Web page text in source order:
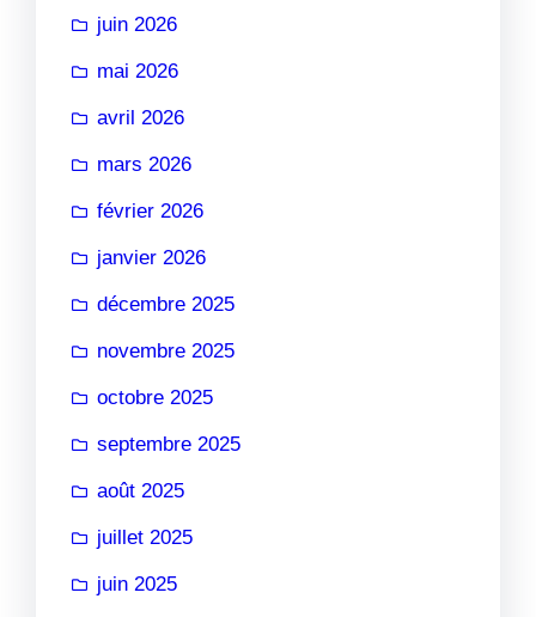
juin 2026
mai 2026
avril 2026
mars 2026
février 2026
janvier 2026
décembre 2025
novembre 2025
octobre 2025
septembre 2025
août 2025
juillet 2025
juin 2025